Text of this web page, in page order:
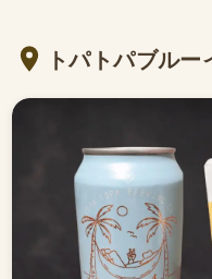
トパトパブル